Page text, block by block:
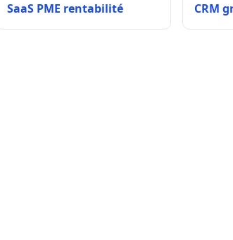
SaaS PME rentabilité CRM